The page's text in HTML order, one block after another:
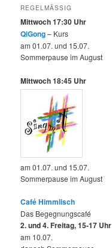
REGELMÄSSIG
Mittwoch 17:30 Uhr
QiGong– Kurs
am 01.07. und 15.07.
Sommerpause im August
Mittwoch 18:45 Uhr
am 01.07. und 15.07.
Sommerpause im August
Café Himmlisch
Das Begegnungscafé
2. und 4. Freitag, 15-17 Uhr
am 10.07.